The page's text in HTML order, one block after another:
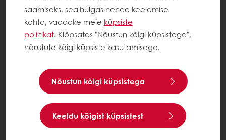
saamiseks, sealhulgas nende keelamise
kohta, vaadake meie küpsiste
poliitikat. Klõpsates "Nõustun kõigi küpsistega",
nõustute kõigi küpsiste kasutamisega.
Nõustun kõigi küpsistega
Keeldu kõigist küpsistest